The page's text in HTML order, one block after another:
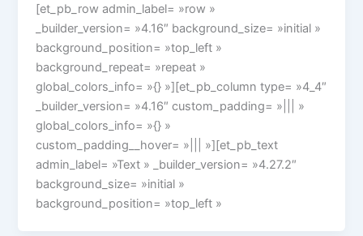
[et_pb_row admin_label= »row »
_builder_version= »4.16″ background_size= »initial »
background_position= »top_left »
background_repeat= »repeat »
global_colors_info= »{} »][et_pb_column type= »4_4″
_builder_version= »4.16″ custom_padding= »||| »
global_colors_info= »{} »
custom_padding__hover= »||| »][et_pb_text
admin_label= »Text » _builder_version= »4.27.2″
background_size= »initial »
background_position= »top_left »